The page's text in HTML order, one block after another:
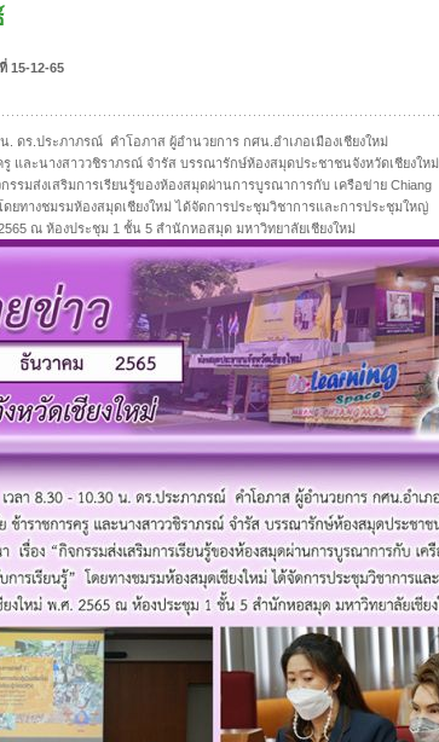
15-12-65
. ดร.ประภาภรณ์ คำโอภาส ผู้อำนวยการ กศน.อำเภอเมืองเชียงใหม่
และนางสาววชิราภรณ์ จำรัส บรรณารักษ์ห้องสมุดประชาชนจังหวัดเชียงใหม่
รรมส่งเสริมการเรียนรู้ของห้องสมุดผ่านการบูรณาการกับ เครือข่าย Chiang
ดยทางชมรมห้องสมุดเชียงใหม่ ได้จัดการประชุมวิชาการและการประชุมใหญ่
ณ ห้องประชุม 1 ชั้น 5 สำนักหอสมุด มหาวิทยาลัยเชียงใหม่